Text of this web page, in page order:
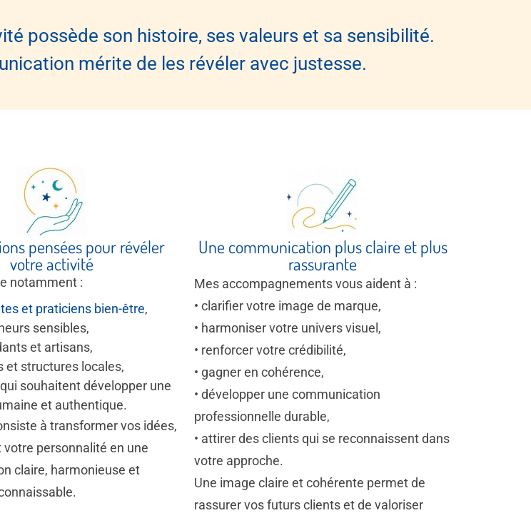
possède son histoire, ses valeurs et sa sensibilité.
mérite de les révéler avec justesse.
pensées pour révéler
votre activité
notamment :
et praticiens bien-être,
sensibles,
et artisans,
et structures locales,
souhaitent développer une
et authentique.
à transformer vos idées,
votre personnalité en une
claire, harmonieuse et
Une communication plus claire et plus
rassurante
Mes accompagnements vous aident à :
• clarifier votre image de marque,
• harmoniser votre univers visuel,
• renforcer votre crédibilité,
• gagner en cohérence,
• développer une communication
professionnelle durable,
• attirer des clients qui se reconnaissent dans
votre approche.
Une image claire et cohérente permet de
rassurer vos futurs clients et de valoriser